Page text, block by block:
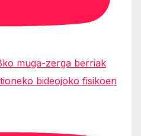
muga-zerga berriak
bideojoko fisikoen